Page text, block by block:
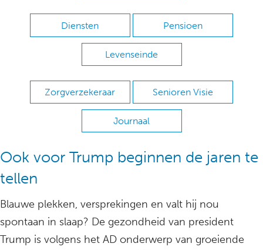
Diensten Pensioen
Levenseinde
Zorgverzekeraar Senioren Visie
Journaal
Ook voor Trump beginnen de jaren te
tellen
Blauwe plekken, versprekingen en valt hij nou
spontaan in slaap? De gezondheid van president
Trump is volgens het AD onderwerp van groeiende